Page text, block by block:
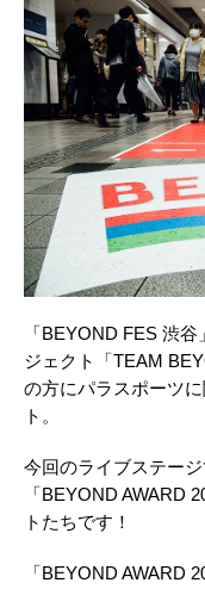
「BEYOND FES 渋
ジェクト「TEAM
の方にパラスポーツ
ト。
今回のライブステー
「BEYOND AWARD
トたちです！
「BEYOND AWARD